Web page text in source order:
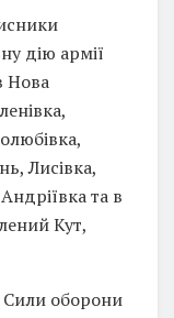
дію армії
Нова
Лисівка,
та в
Кут,
Сили оборони